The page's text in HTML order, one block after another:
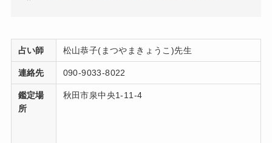
占い師 松山恭子(まつやまきょうこ)先生
連絡先 090-9033-8022
鑑定場
所
秋田市泉中央1-11-4